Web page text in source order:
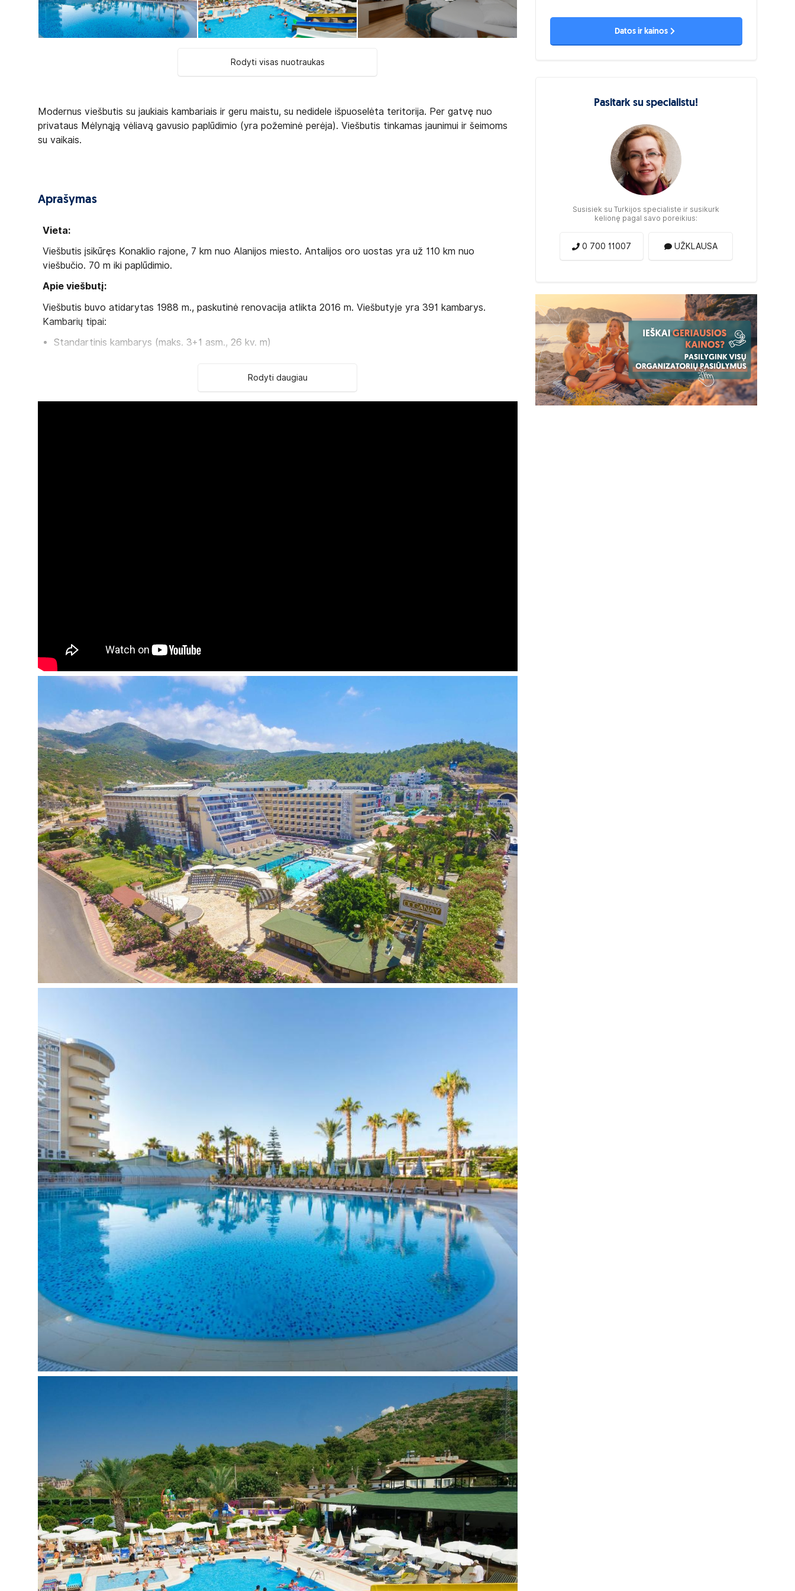
Rodyti visas nuotraukas
Modernus viešbutis su jaukiais kambariais ir geru maistu, su nedidele išpuoselėta teritorija. Per gatvę nuo
privataus Mėlynąją vėliavą gavusio paplūdimio (yra požeminė perėja). Viešbutis tinkamas jaunimui ir šeimoms
su vaikais.
Aprašymas
Vieta:
Viešbutis įsikūręs Konaklio rajone, 7 km nuo Alanijos miesto. Antalijos oro uostas yra už 110 km nuo
viešbučio. 70 m iki paplūdimio.
Apie viešbutį:
Viešbutis buvo atidarytas 1988 m., paskutinė renovacija atlikta 2016 m. Viešbutyje yra 391 kambarys.
Kambarių tipai:
Standartinis kambarys (maks. 3+1 asm., 26 kv. m)
2 atviri baseinai
Uždaras baseinas
Prie baseino: skėčiai, gultai - nemokamai
Amfiteatras
Atrakcionų parkas
Belaidis internetas visoje viešbučio teritorijoje - nemokamai
Parkingas
Sportas ir pramogos:
Pramoginiai renginiai
Sporto salė
Aerobika
Vandens aerobika
Diskoteka (nemokama)
Smiginis
Stalo tenisas
Tenisas (apšvietimas ir pamokos už papildomą mokestį)
Paplūdimio tinklinis
Krepšinis
Mini futbolas
Smiginis
Biliardas (už papildomą mokestį)
Vandens sportas (už papildomą mokestį)
SPA centras (už papildomą mokestį)
Grožio salonas (už papildomą mokestį)
Vaikams
Vaikams skirta zona baseine
Vandens čiuožykla
Mini klubas (4-12 m.)
Mini diskoteka
Žaidimų aikštelė
Vaikiškas meniu
Paplūdimys:
Privatus
Smėlio - akmenukų
Skėčiai, gultai - nemokamai
Baras paplūdimyje
Kontaktai:
Adresas:Konaklı Mah, Gazi Mustafa Kemal Blv. No:289, 07490 Alanya/Antalya, Turkija
Telefonas: +90 242 511 00 77
Rodyti daugiau
Datos ir kainos
Pasitark su specialistu!
Susisiek su Turkijos specialiste ir susikurk
kelionę pagal savo poreikius:
0 700 11007 UŽKLAUSA